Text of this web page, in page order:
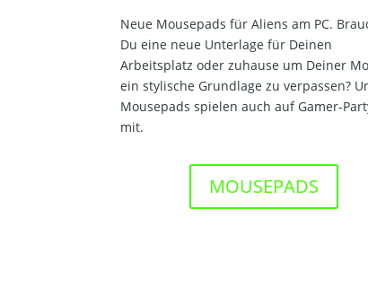
Neue Mousepads für Aliens am PC.
Du eine neue Unterlage für Deinen
Arbeitsplatz oder zuhause um Deiner
ein stylische Grundlage zu verpassen?
Mousepads spielen auch auf Gamer-
mit.
MOUSEPADS